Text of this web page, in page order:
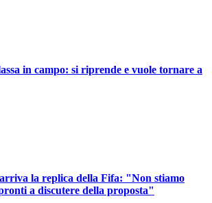
in campo: si riprende e vuole tornare a
la replica della Fifa: "Non stiamo
a discutere della proposta"